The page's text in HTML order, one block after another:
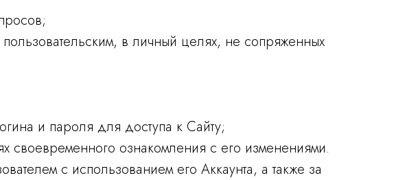
в личный целях, не сопряженных
и пароля для доступа к Сайту;
своевременного ознакомления с его изменениями.
с использованием его Аккаунта, а также за